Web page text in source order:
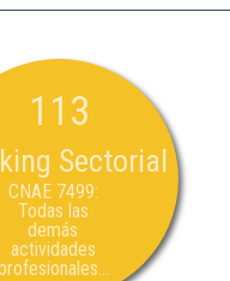
113
Sectorial
CNAE 7499:
Todas las
demás
actividades